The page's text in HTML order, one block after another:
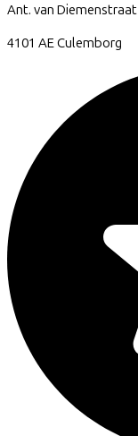
Ant. van Diemenstraat
4101 AECulemborg